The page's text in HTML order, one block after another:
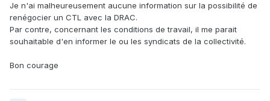
Je n'ai malheureusement aucune information sur la possibilité de
renégocier un CTL avec la DRAC.
Par contre, concernant les conditions de travail, il me parait
souhaitable d'en informer le ou les syndicats de la collectivité.
Bon courage